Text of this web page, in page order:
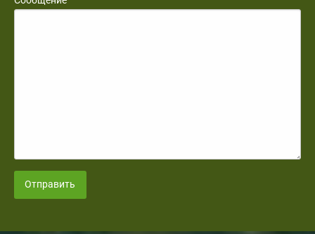
Отправить